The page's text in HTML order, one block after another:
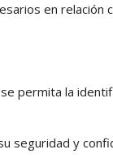
en relación
permita la
seguridad y